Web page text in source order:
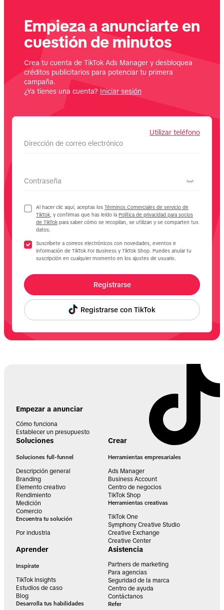
Empieza a anunciarte en
cuestión de minutos
Crea tu cuenta de TikTok Ads Manager y desbloquea
créditos publicitarios para potenciar tu primera
campaña.
¿Ya tienes una cuenta? Iniciar sesión
Dirección de correo electrónico
Utilizar teléfono
Contraseña
Al hacer clic aquí, aceptas los Términos Comerciales de servicio de
TikTok, y confirmas que has leído la Política de privacidad para socios
de TikTok para saber cómo se recopilan, se utilizan y se comparten tus
datos.
Suscríbete a correos electrónicos con novedades, eventos e
información de TikTok For Business y TikTok Shop. Puedes anular tu
suscripción en cualquier momento en los ajustes de usuario.
Registrarse
Registrarse con TikTok
Empezar a anunciar
Cómo funciona
Establecer un presupuesto
Soluciones
Soluciones full-funnel
Descripción general
Branding
Elemento creativo
Rendimiento
Medición
Comercio
Encuentra tu solución
Por industria
Crear
Herramientas empresariales
Ads Manager
Business Account
Centro de negocios
TikTok Shop
Herramientas creativas
TikTok One
Symphony Creative Studio
Creative Exchange
Creative Center
Aprender
Inspírate
TikTok Insights
Estudios de caso
Blog
Desarrolla tus habilidades
Asistencia
Partners de marketing
Para agencias
Seguridad de la marca
Centro de ayuda
Contáctanos
Refer